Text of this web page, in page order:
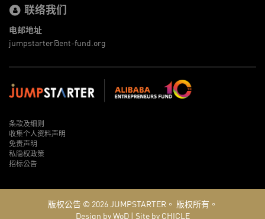
联络我们
电邮地址
jumpstarter@ent-fund.org
条款及细则
收集个人资料声明
免责声明
私隐权政策
招标公告
版权公告 © 2026JUMPSTARTER。 版权所有。
Design by WoD| Site by CHICLE